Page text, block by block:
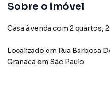
Sobre o imóvel
Casa à venda com 2 quartos,
Localizado em Rua Barbosa
Granada em São Paulo.